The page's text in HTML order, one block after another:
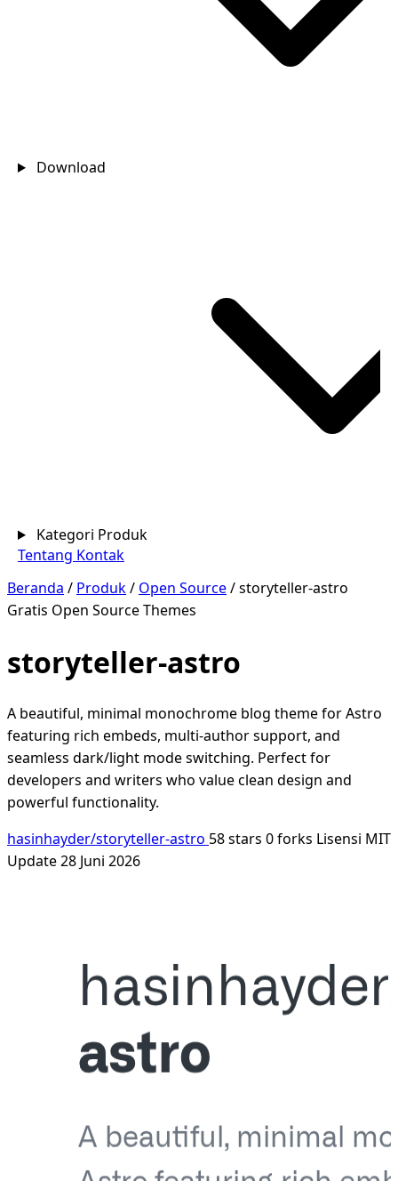
Download
Kategori Produk
Tentang Kontak
Beranda / Produk/ Open Source/storyteller-astro
Gratis Open SourceThemes
storyteller-astro
A beautiful, minimal monochrome blog theme for Astro
featuring rich embeds, multi-author support, and
seamless dark/light mode switching. Perfect for
developers and writers who value clean design and
powerful functionality.
hasinhayder/storyteller-astro 58 stars 0 forks Lisensi MIT
Update 28 Juni 2026